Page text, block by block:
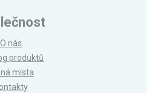
O nás
produktů
místa